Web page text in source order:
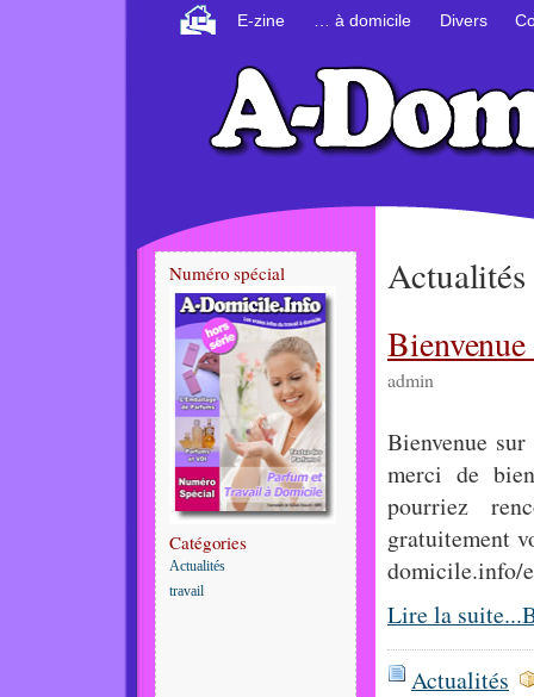
E-zine … à domicile Divers
Actualités
admin
Bienvenue
merci de
pourriez
gratuitement
domicile.info/
Lire la
Actualités
Numéro spécial
Catégories
Actualités
travail